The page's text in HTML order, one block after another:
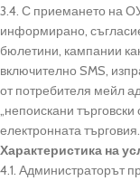
3.4. С приемането на
информирано,
бюлетини, кампании
включително SMS,
от потребителя мейл
„непоискани
електронната търговия.
Характеристика на
4.1. Администраторът